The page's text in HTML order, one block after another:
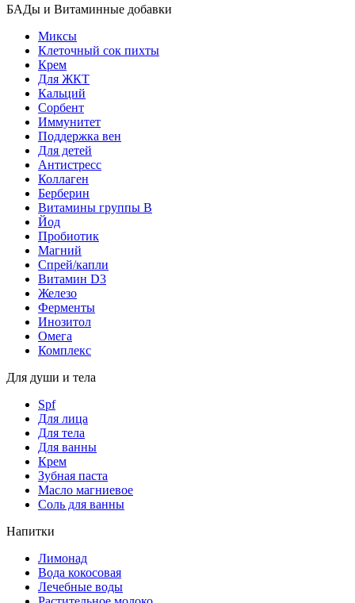
БАДы и Витаминные добавки
Миксы
Клеточный сок пихты
Крем
Для ЖКТ
Кальций
Сорбент
Иммунитет
Поддержка вен
Для детей
Антистресс
Коллаген
Берберин
Витамины группы B
Йод
Пробиотик
Магний
Спрей/капли
Витамин D3
Железо
Ферменты
Инозитол
Омега
Комплекс
Для души и тела
Spf
Для лица
Для тела
Для ванны
Крем
Зубная паста
Масло магниевое
Соль для ванны
Напитки
Лимонад
Вода кокосовая
Лечебные воды